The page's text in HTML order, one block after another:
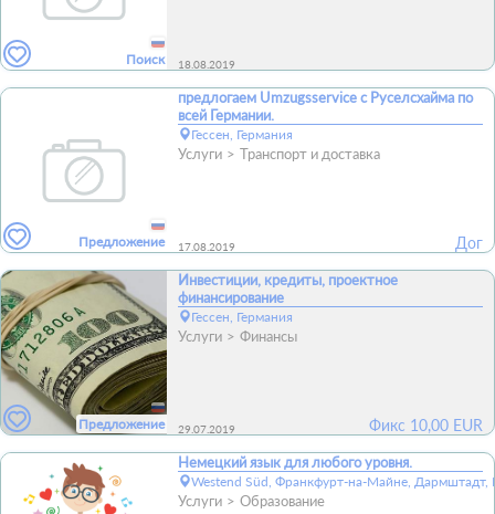
Поиск 18.08.2019
Предложение
предлогаем Umzugsservice с Руселсхайма по
всей Германии.
Гессен, Германия
Услуги Транспорт и доставка
17.08.2019 Дог
Предложение
Инвестиции, кредиты, проектное
финансирование
Гессен, Германия
Услуги Финансы
29.07.2019 Фикс 10,00 EUR
Немецкий язык для любого уровня.
Westend Süd, Франкфурт-на-Майне, Дармштадт,
Услуги Образование